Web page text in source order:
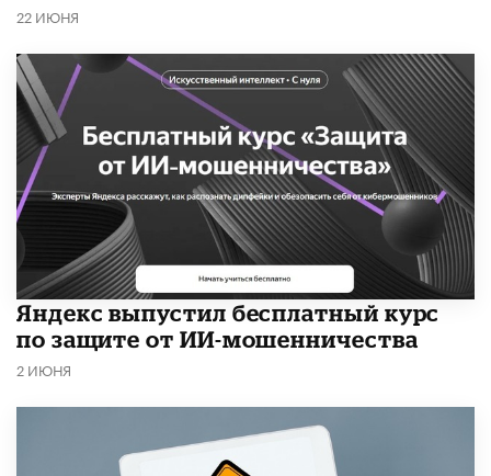
22 ИЮНЯ
​Яндекс выпустил бесплатный курс
по защите от ИИ-мошенничества
2 ИЮНЯ